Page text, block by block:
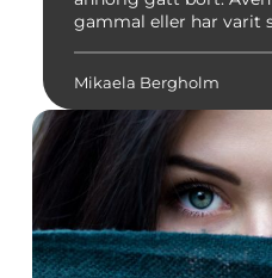
gammal eller har varit
Mikaela Bergholm